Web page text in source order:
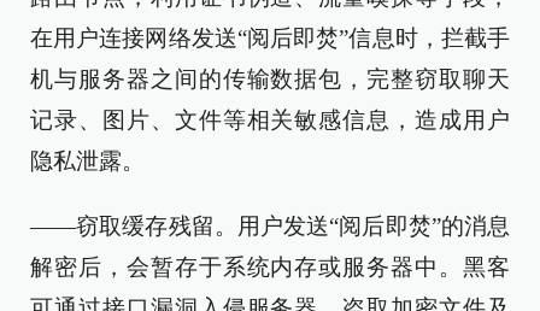
在用户连接网络发送“阅后即焚”信息时，拦截手
机与服务器之间的传输数据包，完整窃取聊天
记录、图片、文件等相关敏感信息，造成用户
隐私泄露。
——窃取缓存残留。用户发送“阅后即焚”的消息
解密后，会暂存于系统内存或服务器中。黑客